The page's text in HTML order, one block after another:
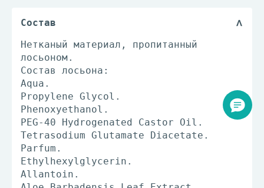
Состав
Нетканый материал, пропитанный
лосьоном.
Состав лосьона:
Aqua.
Propylene Glycol.
Phenoxyethanol.
PEG-40 Hydrogenated Castor Oil.
Tetrasodium Glutamate Diacetate.
Parfum.
Ethylhexylglycerin.
Allantoin.